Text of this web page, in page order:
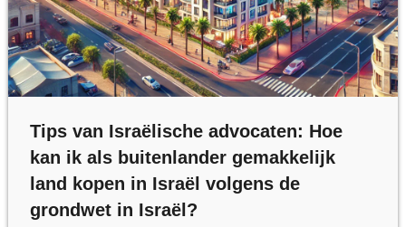
Tips van Israëlische advocaten: Hoe
kan ik als buitenlander gemakkelijk
land kopen in Israël volgens de
grondwet in Israël?